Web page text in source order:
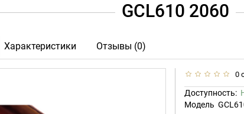
GCL610 2060
Характеристики Отзывы (0)
0
Доступность:
Модель